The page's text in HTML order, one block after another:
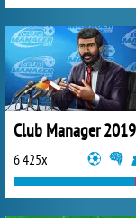
Club Manager 2019
6 425x